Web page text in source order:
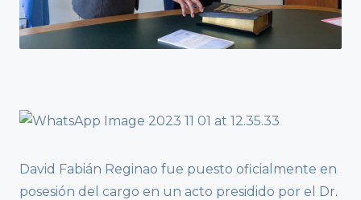
David Fabián Reginao fue puesto oficialmente en
posesión del cargo en un acto presidido por el Dr.